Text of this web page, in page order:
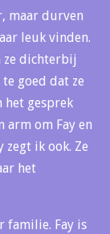
maar durven
leuk vinden.
ze dichterbij
goed dat ze
het gesprek
arm om Fay en
zegt ik ook. Ze
het
familie. Fay is